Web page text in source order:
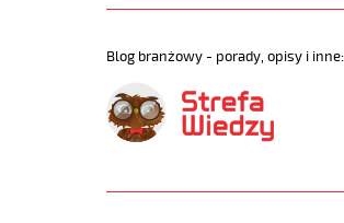
Blog branżowy - porady, opisy i inne: